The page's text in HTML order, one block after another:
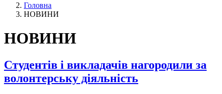
Головна
НОВИНИ
НОВИНИ
Студентів і викладачів нагородили за
волонтерську діяльність